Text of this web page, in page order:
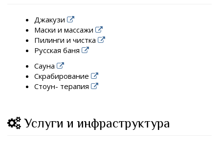
Джакузи
Маски и массажи
Пилинги и чистка
Русская баня
Сауна
Скрабирование
Стоун- терапия
Услуги и инфраструктура